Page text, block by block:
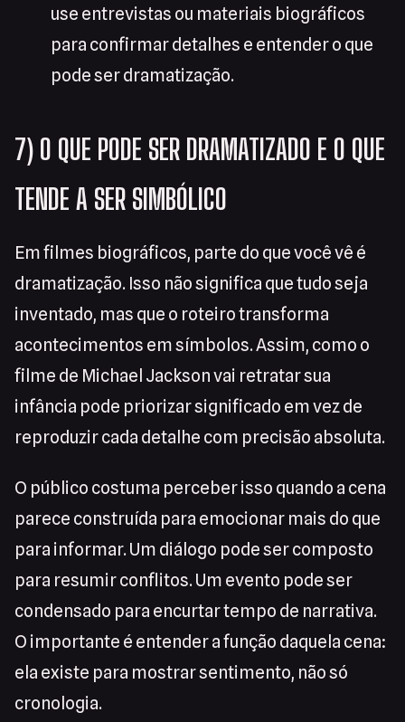
use entrevistas ou materiais biográficos
para confirmar detalhes e entender o que
pode ser dramatização.
7) O QUE PODE SER DRAMATIZADO E O QUE
TENDE A SER SIMBÓLICO
Em filmes biográficos, parte do que você vê é
dramatização. Isso não significa que tudo seja
inventado, mas que o roteiro transforma
acontecimentos em símbolos. Assim, como o
filme de Michael Jackson vai retratar sua
infância pode priorizar significado em vez de
reproduzir cada detalhe com precisão absoluta.
O público costuma perceber isso quando a cena
parece construída para emocionar mais do que
para informar. Um diálogo pode ser composto
para resumir conflitos. Um evento pode ser
condensado para encurtar tempo de narrativa.
O importante é entender a função daquela cena:
ela existe para mostrar sentimento, não só
cronologia.